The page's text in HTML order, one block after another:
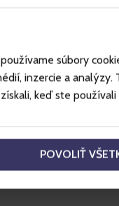
súbory
inzercie a analýzy.
keď ste používali
POVOLIŤ